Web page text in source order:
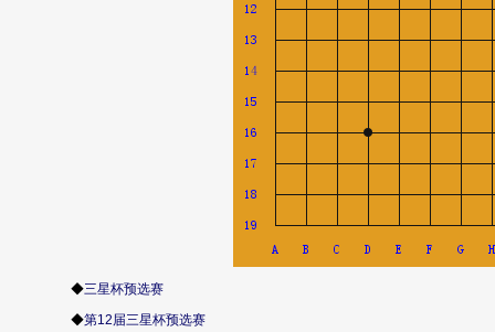
◆三星杯预选赛
◆第12届三星杯预选赛